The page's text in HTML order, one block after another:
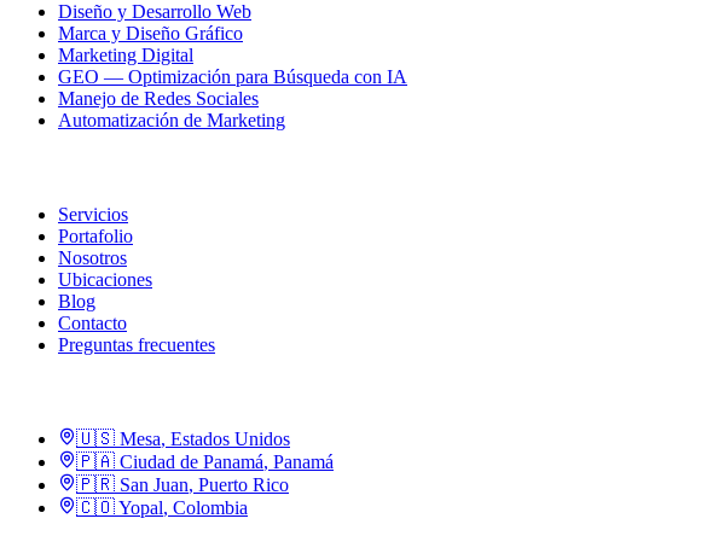
Diseño y Desarrollo Web
Marca y Diseño Gráfico
Marketing Digital
GEO — Optimización para Búsqueda con IA
Manejo de Redes Sociales
Automatización de Marketing
Servicios
Portafolio
Nosotros
Ubicaciones
Blog
Contacto
Preguntas frecuentes
🇺🇸 Mesa, Estados Unidos
🇵🇦 Ciudad de Panamá, Panamá
🇵🇷 San Juan, Puerto Rico
🇨🇴Yopal, Colombia